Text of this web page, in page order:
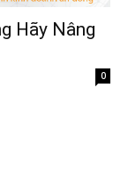
Hãy Nâng
0